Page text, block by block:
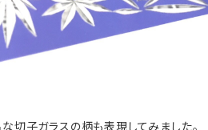
切子ガラスの柄も表現してみました。